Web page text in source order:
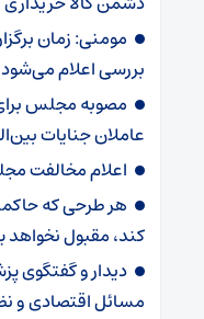
مومنی: زمان
بررسی اعلام می‌شود
مصوبه مجلس
عاملان جنایات
اعلام مخالفت
هر طرحی که
کند، مقبول نخواهد
دیدار و گفتگوی
مسائل اقتصادی و